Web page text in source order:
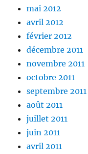
mai 2012
avril 2012
février 2012
décembre 2011
novembre 2011
octobre 2011
septembre 2011
août 2011
juillet 2011
juin 2011
avril 2011